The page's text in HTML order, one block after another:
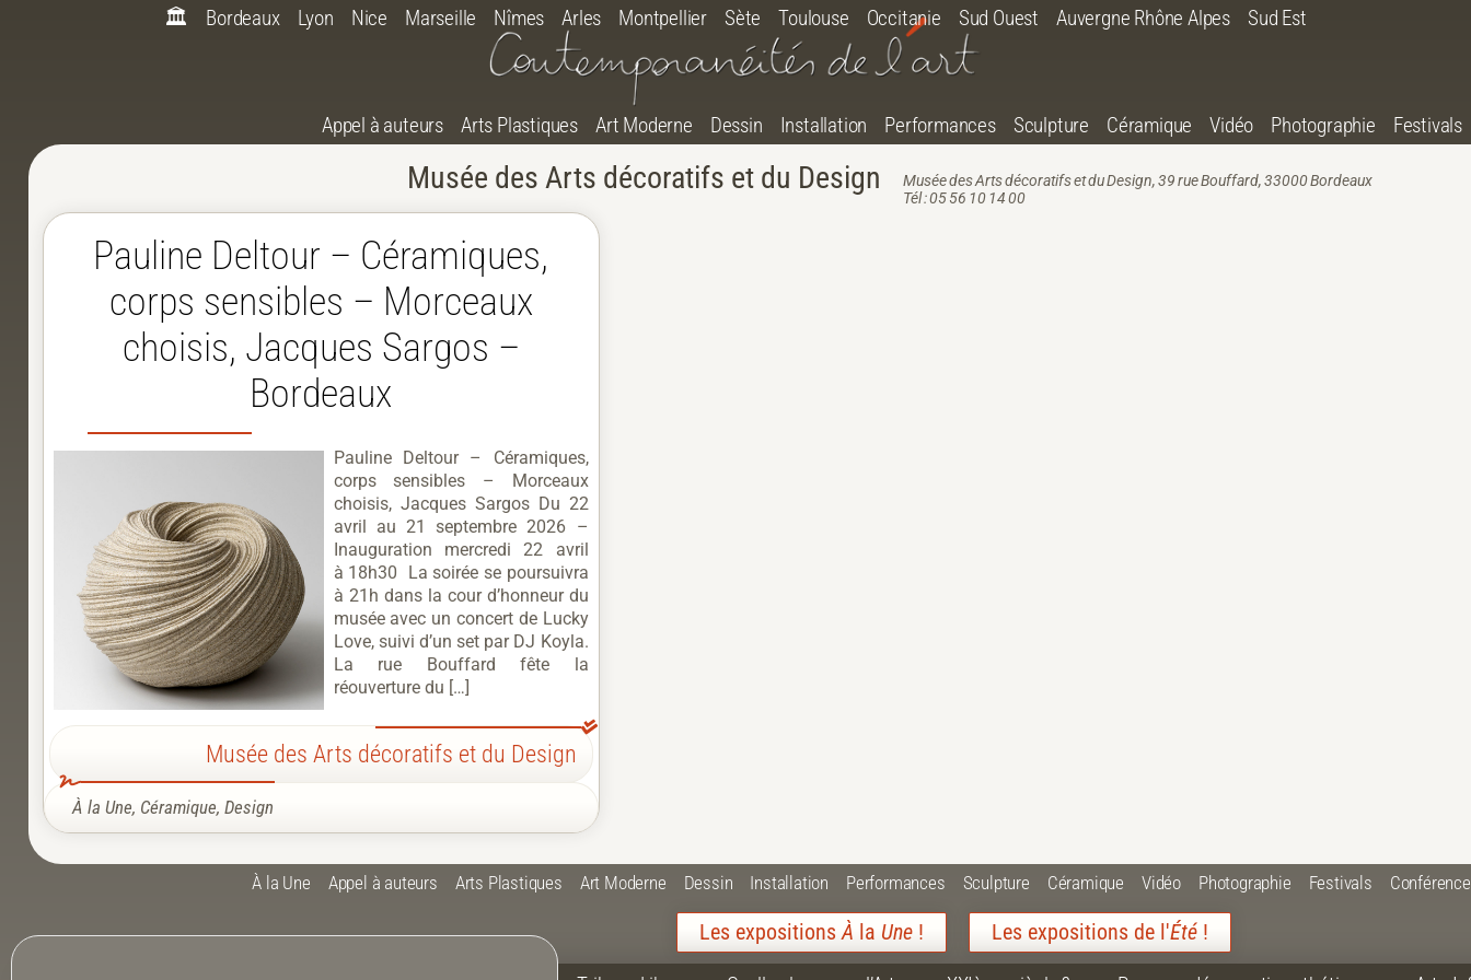
🏛️ Bordeaux Lyon Nice Marseille Nîmes Arles Montpellier Sète Toulouse Occitanie Sud Ouest Auvergne Rhône Alpes Sud Est
Appel à auteurs Arts Plastiques Art Moderne Dessin Installation Performances Sculpture Céramique Vidéo Photographie Festivals
Musée des Arts décoratifs et du Design
Musée des Arts décoratifs et du Design, 39 rue Bouffard, 33000 Bordeaux
Tél : 05 56 10 14 00
Pauline Deltour – Céramiques,
corps sensibles – Morceaux
choisis, Jacques Sargos –
Bordeaux
Pauline Deltour – Céramiques,
corps sensibles – Morceaux
choisis, Jacques Sargos Du 22
avril au 21 septembre 2026 –
Inauguration mercredi 22 avril
à 18h30 La soirée se poursuivra
à 21h dans la cour d’honneur du
musée avec un concert de Lucky
Love, suivi d’un set par DJ Koyla.
La rue Bouffard fête la
réouverture du […]
Musée des Arts décoratifs et du Design
À la Une, Céramique, Design
À la Une Appel à auteurs Arts Plastiques Art Moderne Dessin Installation Performances Sculpture Céramique Vidéo Photographie Festivals
Les expositionsÀ la Une ! Les expositions de l'Été !